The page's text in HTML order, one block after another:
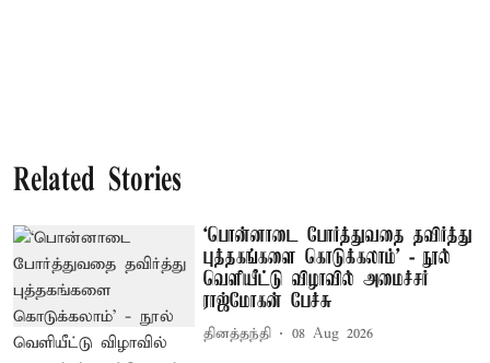
Related Stories
‘பொன்னாடை போர்த்துவதை தவிர்த்து
புத்தகங்களை கொடுக்கலாம்’ - நூல்
வெளியீட்டு விழாவில் அமைச்சர்
ராஜ்மோகன் பேச்சு
தினத்தந்தி 08 Aug 2026